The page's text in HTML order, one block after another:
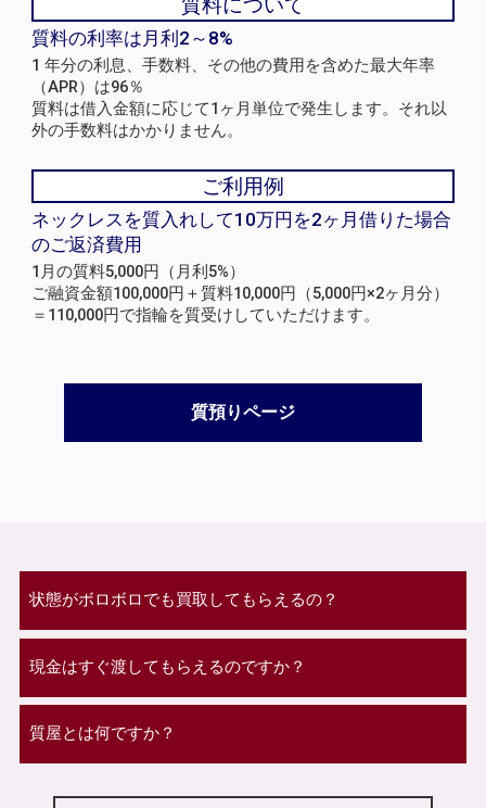
質料について
質料の利率は月利2～8%
1 年分の利息、手数料、その他の費用を含めた最大年率
（APR）は96％
質料は借入金額に応じて1ヶ月単位で発生します。それ以
外の手数料はかかりません。
ご利用例
ネックレスを質入れして10万円を2ヶ月借りた場合
のご返済費用
1月の質料5,000円（月利5%）
ご融資金額100,000円＋質料10,000円（5,000円×2ヶ月分）
＝110,000円で指輪を質受けしていただけます。
質預りページ
状態がボロボロでも買取してもらえるの？
現金はすぐ渡してもらえるのですか？
質屋とは何ですか？